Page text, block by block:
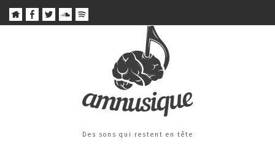
Des sons qui restent en tête